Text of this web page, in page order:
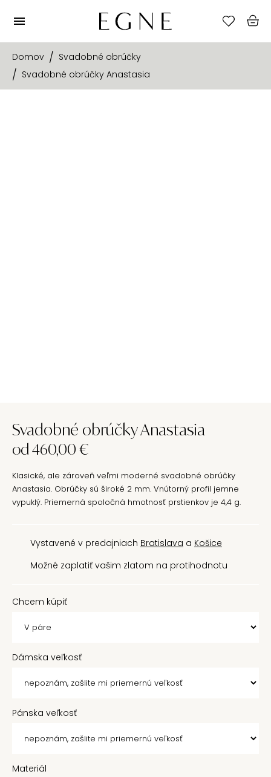
Domov
Svadobné obrúčky
Svadobné obrúčky Anastasia
Svadobné obrúčky Anastasia
od 460,00 €
Klasické, ale zároveň veľmi moderné svadobné obrúčky
Anastasia. Obrúčky sú široké 2 mm. Vnútorný profil jemne
vypuklý. Priemerná spoločná hmotnosť prstienkov je 4,4 g.
Vystavené v predajniach Bratislava a Košice
Možné zaplatiť vašim zlatom na protihodnotu
Chcem kúpiť
Dámska veľkosť
Pánska veľkosť
Materiál